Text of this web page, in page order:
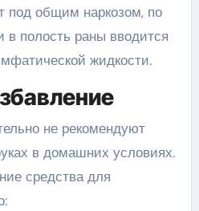
под общим наркозом, по
полость раны вводится
жидкости.
не рекомендуют
в домашних условиях.
средства для